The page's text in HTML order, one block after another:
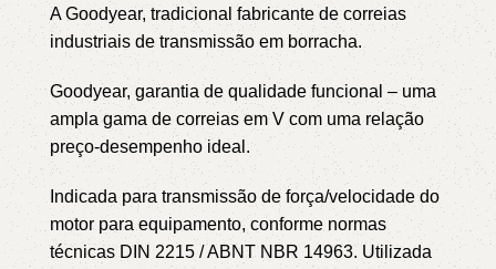
A Goodyear, tradicional fabricante de correias
industriais de transmissão em borracha.
Goodyear, garantia de qualidade funcional – uma
ampla gama de correias em V com uma relação
preço-desempenho ideal.
Indicada para transmissão de força/velocidade do
motor para equipamento, conforme normas
técnicas DIN 2215 / ABNT NBR 14963. Utilizada